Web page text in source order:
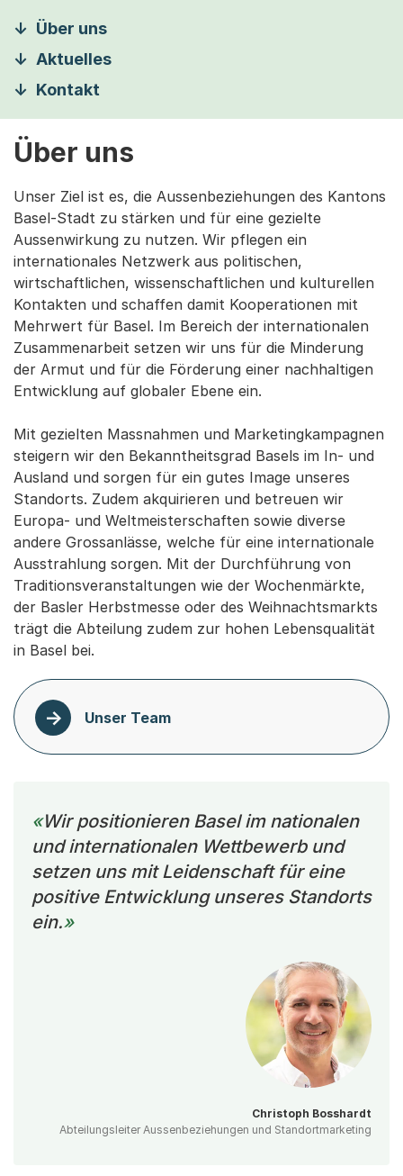
Über uns
Aktuelles
Kontakt
Über uns
Unser Ziel ist es, die Aussenbeziehungen des Kantons
Basel-Stadt zu stärken und für eine gezielte
Aussenwirkung zu nutzen. Wir pflegen ein
internationales Netzwerk aus politischen,
wirtschaftlichen, wissenschaftlichen und kulturellen
Kontakten und schaffen damit Kooperationen mit
Mehrwert für Basel. Im Bereich der internationalen
Zusammenarbeit setzen wir uns für die Minderung
der Armut und für die Förderung einer nachhaltigen
Entwicklung auf globaler Ebene ein.
Mit gezielten Massnahmen und Marketingkampagnen
steigern wir den Bekanntheitsgrad Basels im In- und
Ausland und sorgen für ein gutes Image unseres
Standorts. Zudem akquirieren und betreuen wir
Europa- und Weltmeisterschaften sowie diverse
andere Grossanlässe, welche für eine internationale
Ausstrahlung sorgen. Mit der Durchführung von
Traditionsveranstaltungen wie der Wochenmärkte,
der Basler Herbstmesse oder des Weihnachtsmarkts
trägt die Abteilung zudem zur hohen Lebensqualität
in Basel bei.
Unser Team
Wir positionieren Basel im nationalen
und internationalen Wettbewerb und
setzen uns mit Leidenschaft für eine
positive Entwicklung unseres Standorts
ein.
Christoph Bosshardt
Abteilungsleiter Aussenbeziehungen und Standortmarketing